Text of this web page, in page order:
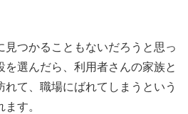
見つかることもないだろうと思っ
を選んだら、利用者さんの家族と
れて、職場にばれてしまうという
す。